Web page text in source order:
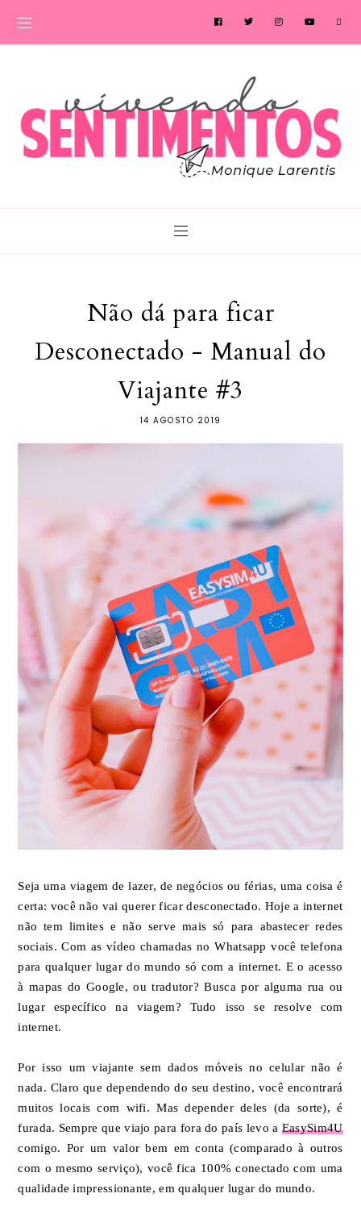
Não dá para ficar
Desconectado - Manual do
Viajante #3
14 AGOSTO 2019
Seja uma viagem de lazer, de negócios ou férias, uma coisa é
certa: você não vai querer ficar desconectado. Hoje a internet
não tem limites e não serve mais só para abastecer redes
sociais. Com as vídeo chamadas no Whatsapp você telefona
para qualquer lugar do mundo só com a internet. E o acesso
à mapas do Google, ou tradutor? Busca por alguma rua ou
lugar específico na viagem? Tudo isso se resolve com
internet.
Por isso um viajante sem dados móveis no celular não é
nada. Claro que dependendo do seu destino, você encontrará
muitos locais com wifi. Mas depender deles (da sorte), é
furada. Sempre que viajo para fora do país levo a EasySim4U
comigo. Por um valor bem em conta (comparado à outros
com o mesmo serviço), você fica 100% conectado com uma
qualidade impressionante, em qualquer lugar do mundo.